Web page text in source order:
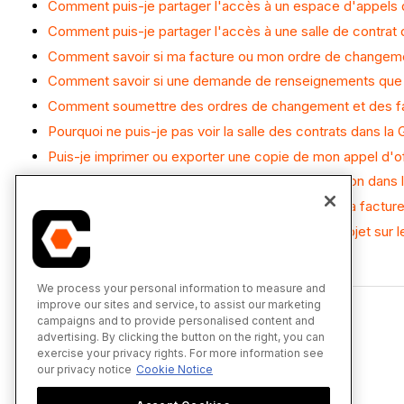
Comment puis-je partager l'accès à un espace
Comment puis-je partager l'accès à une salle de contrat
Comment savoir si ma facture ou mon ordre de
Comment savoir si une demande de renseignements
Comment soumettre des ordres de changement et des
Pourquoi ne puis-je pas voir la salle des contrats dans la
Puis-je imprimer ou exporter une copie de mon appel
Puis-je inclure des déductions dans ma soumission
Puis-je modifier mon ordre de changement ou ma
Quand recevrai-je des courriels concernant le projet sur
We process your personal information to measure and
improve our sites and service, to assist our marketing
campaigns and to provide personalised content and
advertising. By clicking the button on the right, you can
exercise your privacy rights. For more information see
our privacy notice Cookie Notice